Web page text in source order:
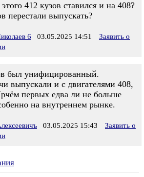
412 кузов ставился и на 408?
перестали выпускать?
6 03.05.2025 14:51
Заявить о
был унифицированный.
выпускали и с двигателями 408,
первых едва ли не больше
на внутреннем рынке.
03.05.2025 15:43
Заявить о